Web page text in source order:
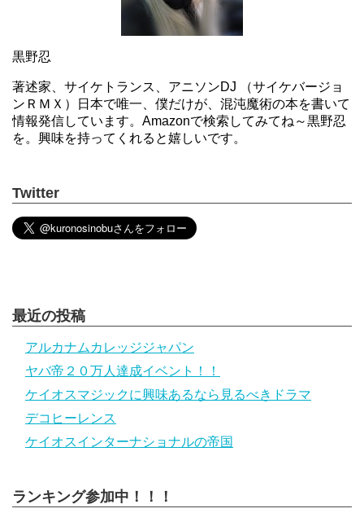
黒野忍
著述家、サイケトランス、アニソンDJ （サイケバージョ
ンＲＭＸ）日本で唯一、僕だけが、混沌魔術の本を書いて
情報発信しています。Amazonで検索してみてね～黒野忍
を。興味を持ってくれると嬉しいです。
Twitter
最近の投稿
アルカナムカレッジジャパン
ヤバ帝２０万人達成イベント！！
ケイオスマジックに興味あるなら見るべきドラマ
デコヒーレンス
ケイオスインターナショナルの帝国
ランキング参加中！！！